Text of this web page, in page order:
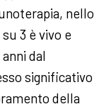
nello
3 è vivo e
dal
significativo
della